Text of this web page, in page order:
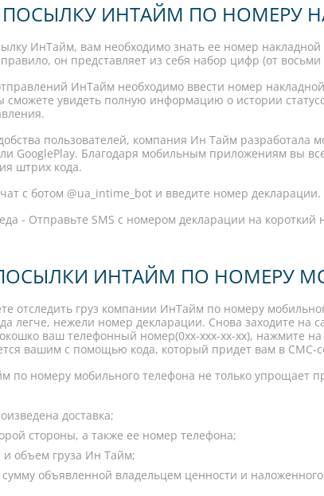
ПОСЫЛКУ ИНТАЙМ ПО НОМЕРУ
ИнТайм, вам необходимо знать ее номер
он представляет из себя набор цифр (от
ИнТайм необходимо ввести номер
сможете увидеть полную информацию о истории
пользователей, компания Ин Тайм
GooglePlay. Благодаря мобильным приложениям вы
штрих кода.
с ботом @ua_intime_bot и введите номер декларации.
- Отправьте SMS с номером декларации на
ИНТАЙМ ПО НОМЕРУ
отследить груз компании ИнТайм по номеру
легче, нежели номер декларации. Снова заходите на
окошко ваш телефонный номер(0xx-xxx-xx-xx), нажмите
вашим с помощью кода, который придет вам в СМС-
по номеру мобильного телефона не только упрощает
доставка;
стороны, а также ее номер телефона;
объем груза Ин Тайм;
сумму объявленной владельцем ценности и